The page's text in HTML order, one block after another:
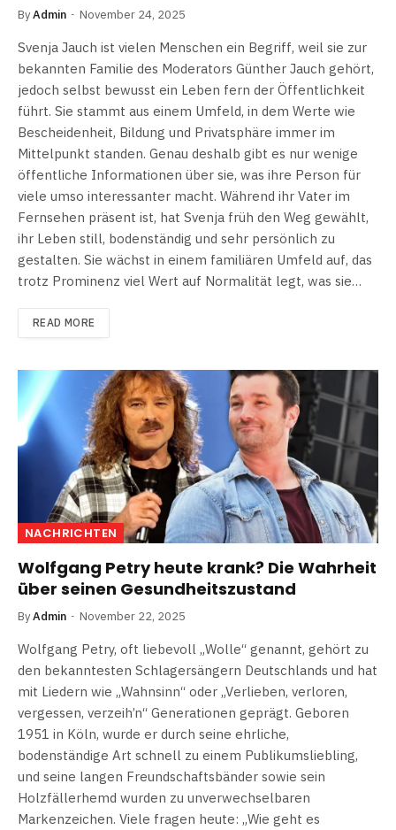
ByAdmin November 24, 2025
Svenja Jauch ist vielen Menschen ein Begriff, weil sie zur
bekannten Familie des Moderators Günther Jauch gehört,
jedoch selbst bewusst ein Leben fern der Öffentlichkeit
führt. Sie stammt aus einem Umfeld, in dem Werte wie
Bescheidenheit, Bildung und Privatsphäre immer im
Mittelpunkt standen. Genau deshalb gibt es nur wenige
öffentliche Informationen über sie, was ihre Person für
viele umso interessanter macht. Während ihr Vater im
Fernsehen präsent ist, hat Svenja früh den Weg gewählt,
ihr Leben still, bodenständig und sehr persönlich zu
gestalten. Sie wächst in einem familiären Umfeld auf, das
trotz Prominenz viel Wert auf Normalität legt, was sie…
READ MORE
NACHRICHTEN
Wolfgang Petry heute krank? Die Wahrheit
über seinen Gesundheitszustand
ByAdmin November 22, 2025
Wolfgang Petry, oft liebevoll „Wolle“ genannt, gehört zu
den bekanntesten Schlagersängern Deutschlands und hat
mit Liedern wie „Wahnsinn“ oder „Verlieben, verloren,
vergessen, verzeih’n“ Generationen geprägt. Geboren
1951 in Köln, wurde er durch seine ehrliche,
bodenständige Art schnell zu einem Publikumsliebling,
und seine langen Freundschaftsbänder sowie sein
Holzfällerhemd wurden zu unverwechselbaren
Markenzeichen. Viele fragen heute: „Wie geht es